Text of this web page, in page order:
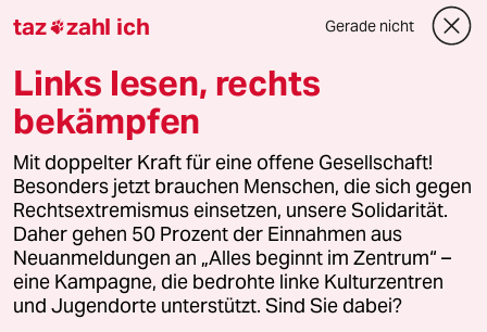
Downloads für Abonnierende
© 2026 taz Verlags und Vertriebs GmbH
Alle Rechte vorbehalten. Bei rechtlichen Fragen oder für Genehmigungen
wenden Sie sich bitte an
lizenzen@taz.de
Feedback Redaktionsstatut Kommune-Richtlinien
Leitlinie Informant Datenschutz Impressum AGB
taz zahl ich Gerade nicht
Links lesen, rechts
bekämpfen
Mit doppelter Kraft für eine offene Gesellschaft!
Besonders jetzt brauchen Menschen, die sich gegen
Rechtsextremismus einsetzen, unsere Solidarität.
Daher gehen 50 Prozent der Einnahmen aus
Neuanmeldungen an „Alles beginnt im Zentrum“ –
eine Kampagne, die bedrohte linke Kulturzentren
und Jugendorte unterstützt. Sind Sie dabei?